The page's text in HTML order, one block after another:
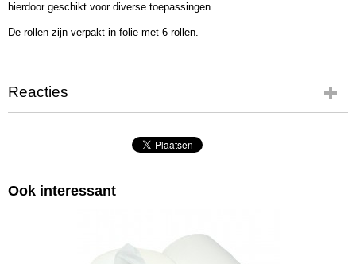
hierdoor geschikt voor diverse toepassingen.
De rollen zijn verpakt in folie met 6 rollen.
Reacties
Ook interessant